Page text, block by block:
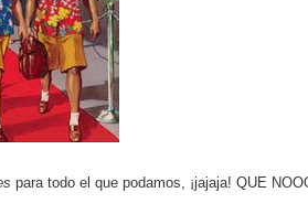
para todo el que podamos, ¡jajaja! QUE